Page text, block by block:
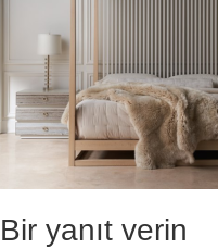
Bir yanıt verin